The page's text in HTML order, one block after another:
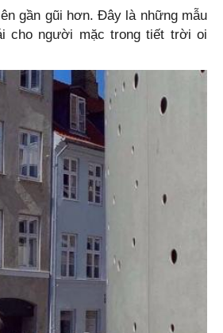
gần gũi hơn. Đây là những mẫu
cho người mặc trong tiết trời oi